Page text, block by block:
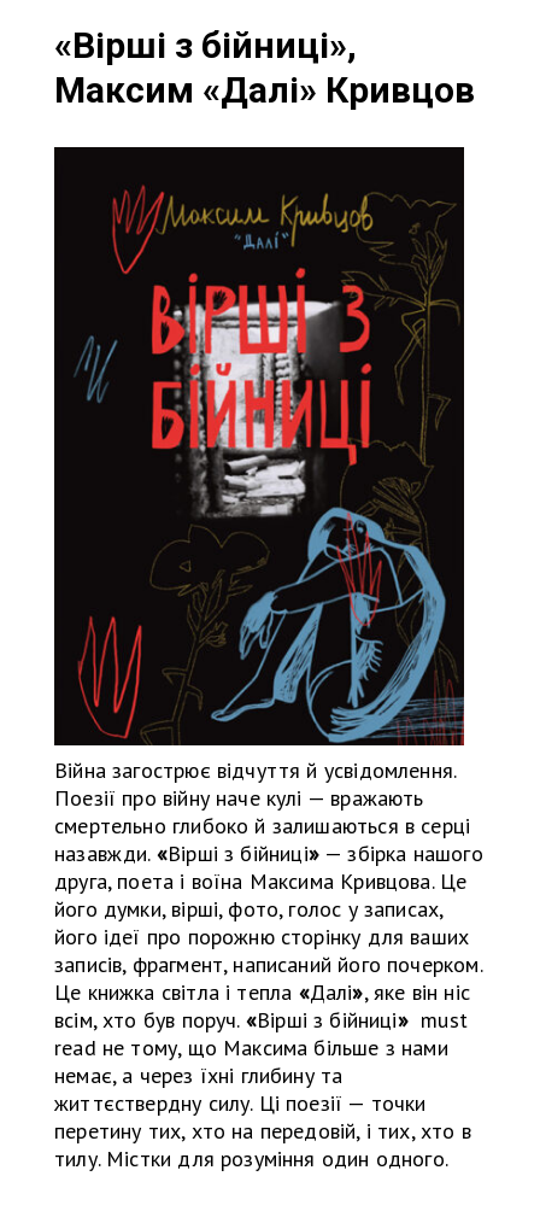
«Вірші з бійниці»,
Максим «Далі» Кривцов
Війна загострює відчуття й усвідомлення.
Поезії про війну наче кулі — вражають
смертельно глибоко й залишаються в серці
назавжди. «Вірші з бійниці»— збірка нашого
друга, поета і воїна Максима Кривцова. Це
його думки, вірші, фото, голос у записах,
його ідеї про порожню сторінку для ваших
записів, фрагмент, написаний його почерком.
Це книжка світла і тепла «Далі», яке він ніс
всім, хто був поруч. «Вірші з бійниці»must
read не тому, що Максима більше з нами
немає, а через їхні глибину та
життєствердну силу. Ці поезії — точки
перетину тих, хто на передовій, і тих, хто в
тилу. Містки для розуміння один одного.